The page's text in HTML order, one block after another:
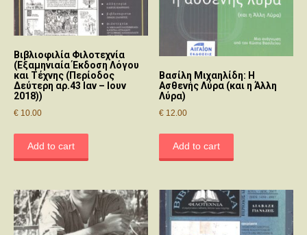
Βιβλιοφιλία Φιλοτεχνία
(Εξαμηνιαία Έκδοση Λόγου
και Τέχνης (Περίοδος
Δεύτερη αρ.43 Ιαν – Ιουν
2018))
€ 10.00
Add to cart
Βασίλη Μιχαηλίδη: Η
Ασθενής Λύρα (και η Άλλη
Λύρα)
€ 12.00
Add to cart